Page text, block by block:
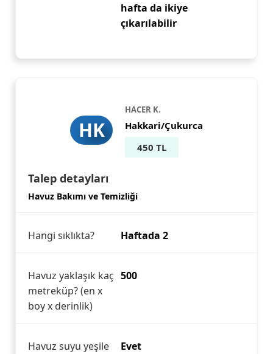
hafta da ikiye
çıkarılabilir
HK
HACER K.
Hakkari/Çukurca
450 TL
Talep detayları
Havuz Bakımı ve Temizliği
Hangi sıklıkta? Haftada 2
Havuz yaklaşık kaç
metreküp? (en x
boy x derinlik)
500
Havuz suyu yeşile
Evet